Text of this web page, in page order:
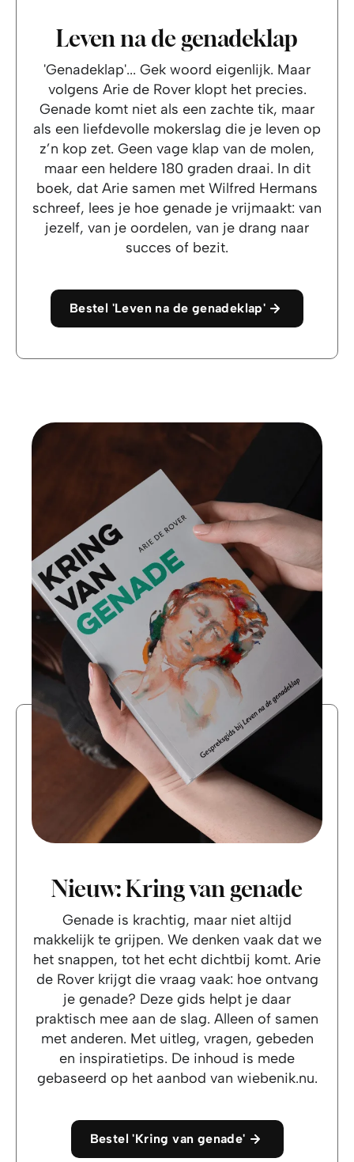
Leven na de genadeklap
'Genadeklap'... Gek woord eigenlijk. Maar
volgens Arie de Rover klopt het precies.
Genade komt niet als een zachte tik, maar
als een liefdevolle mokerslag die je leven op
z’n kop zet. Geen vage klap van de molen,
maar een heldere 180 graden draai. In dit
boek, dat Arie samen met Wilfred Hermans
schreef, lees je hoe genade je vrijmaakt: van
jezelf, van je oordelen, van je drang naar
succes of bezit.
Bestel 'Leven na de genadeklap'
Nieuw: Kring van genade
Genade is krachtig, maar niet altijd
makkelijk te grijpen. We denken vaak dat we
het snappen, tot het echt dichtbij komt. Arie
de Rover krijgt die vraag vaak: hoe ontvang
je genade? Deze gids helpt je daar
praktisch mee aan de slag. Alleen of samen
met anderen. Met uitleg, vragen, gebeden
en inspiratietips. De inhoud is mede
gebaseerd op het aanbod van wiebenik.nu.
Bestel 'Kring van genade'